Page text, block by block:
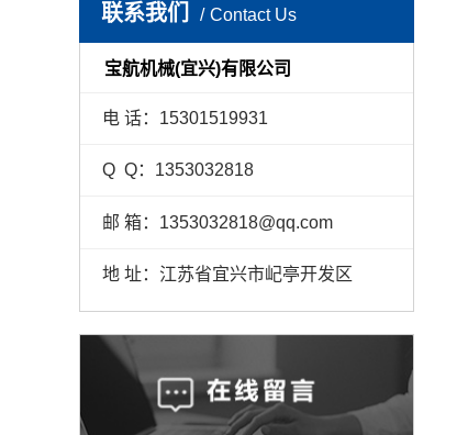
联系我们 Contact Us
宝航机械(宜兴)有限公司
电 话：15301519931
Q Q：1353032818
邮 箱：1353032818@qq.com
地 址：江苏省宜兴市屺亭开发区